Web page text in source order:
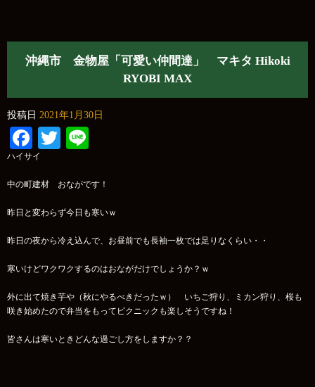
沖縄市 金物屋「可愛い仲間達」 マキタ Hikoki
RYOBI MAX
投稿日 2021年1月30日
Facebook
Twitter
ハイサイ
中の町建材 おながです！
昨日と変わらず今日も寒いｗ
昨日の夜から冷え込んで、お昼前でも長袖一枚では足りなくらい・・
寒いけどワクワクするのはおながだけでしょうか？ｗ
外に出て焼き芋や（秋にやるべきだったｗ） いちご狩り、ミカン狩り、桜も
咲き始めたので弁当をもってピクニックも楽しそうですね！
皆さんは寒いときどんな過ごし方をしますか？？